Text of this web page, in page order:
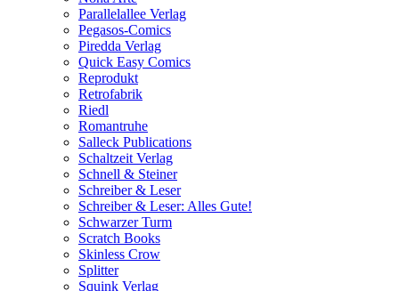
Parallelallee Verlag
Pegasos-Comics
Piredda Verlag
Quick Easy Comics
Reprodukt
Retrofabrik
Riedl
Romantruhe
Salleck Publications
Schaltzeit Verlag
Schnell & Steiner
Schreiber & Leser
Schreiber & Leser: Alles Gute!
Schwarzer Turm
Scratch Books
Skinless Crow
Splitter
Squink Verlag